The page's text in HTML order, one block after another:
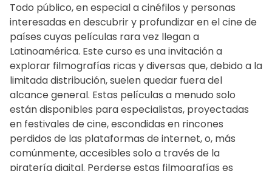
Todo público, en especial a cinéfilos y personas
interesadas en descubrir y profundizar en el cine de
países cuyas películas rara vez llegan a
Latinoamérica. Este curso es una invitación a
explorar filmografías ricas y diversas que, debido a la
limitada distribución, suelen quedar fuera del
alcance general. Estas películas a menudo solo
están disponibles para especialistas, proyectadas
en festivales de cine, escondidas en rincones
perdidos de las plataformas de internet, o, más
comúnmente, accesibles solo a través de la
piratería digital. Perderse estas filmografías es